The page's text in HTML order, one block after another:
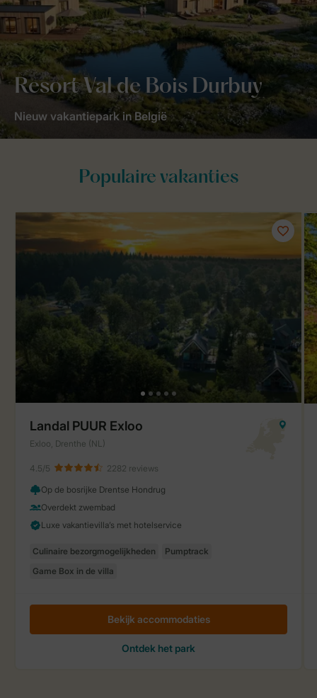
Resort Val de Bois Durbuy
Nieuw vakantiepark in België